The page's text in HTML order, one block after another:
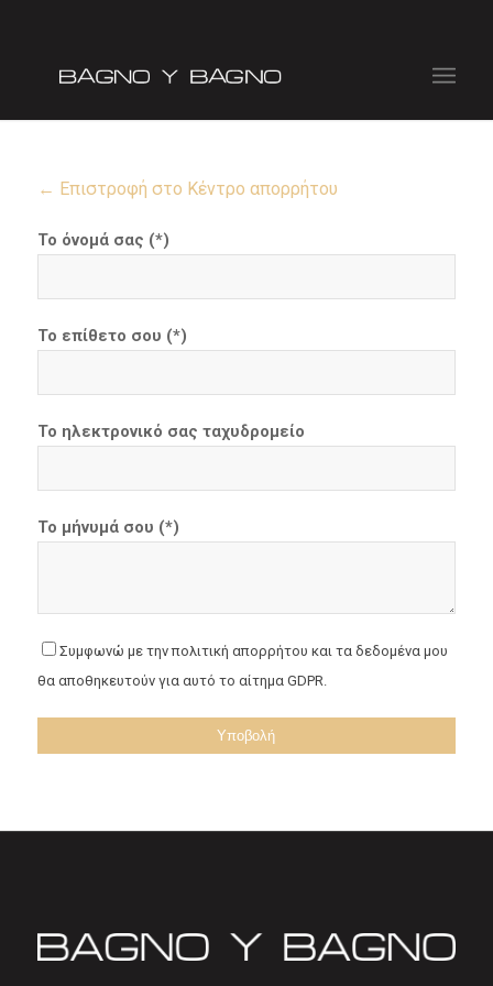
← Επιστροφή στο Κέντρο απορρήτου
Το όνομά σας (*)
Το επίθετο σου (*)
Το ηλεκτρονικό σας ταχυδρομείο
Το μήνυμά σου (*)
Συμφωνώ με την πολιτική απορρήτου και τα δεδομένα μου
θα αποθηκευτούν για αυτό το αίτημα GDPR.